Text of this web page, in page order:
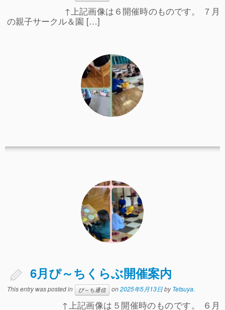
↑上記画像は６開催時のものです。 ７月
の親子サークル＆園 […]
6月ぴ～ちくらぶ開催案内
This entry was posted in ぴ～ち通信 on2025年5月13日byTetsuya.
↑上記画像は５開催時のものです。 ６月